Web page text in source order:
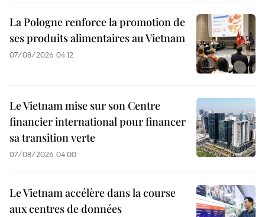
La Pologne renforce la promotion de
ses produits alimentaires au Vietnam
07/08/2026 04:12
Le Vietnam mise sur son Centre
financier international pour financer
sa transition verte
07/08/2026 04:00
Le Vietnam accélère dans la course
aux centres de données